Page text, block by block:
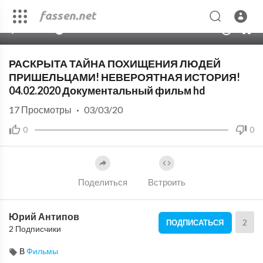
РАСКРЫТА ТАЙНА ПОХИЩЕНИЯ ЛЮДЕЙ
ПРИШЕЛЬЦАМИ! НЕВЕРОЯТНАЯ ИСТОРИЯ!
04.02.2020 Документальный фильм hd
0 0
17 Просмотры · 03/03/20
Поделиться Встроить
Юрий Антипов
2 Подписчики
ПОДПИСАТЬСЯ 2
ВФильмы